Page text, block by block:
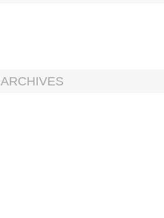
ARCHIVES